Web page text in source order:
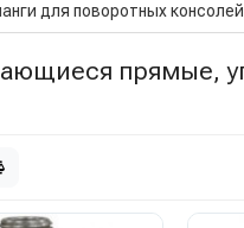
для поворотных консолей
прямые,